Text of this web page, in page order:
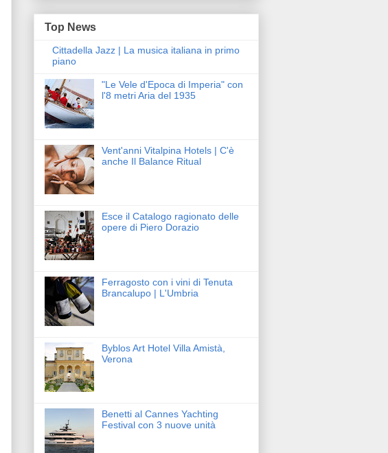
Top News
Cittadella Jazz | La musica italiana in primo
piano
"Le Vele d'Epoca di Imperia" con
l'8 metri Aria del 1935
Vent'anni Vitalpina Hotels | C'è
anche Il Balance Ritual
Esce il Catalogo ragionato delle
opere di Piero Dorazio
Ferragosto con i vini di Tenuta
Brancalupo | L'Umbria
Byblos Art Hotel Villa Amistà,
Verona
Benetti al Cannes Yachting
Festival con 3 nuove unità